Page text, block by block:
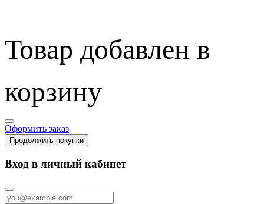
Товар добавлен в
корзину
Оформить заказ
Продолжить покупки
Вход в личный кабинет